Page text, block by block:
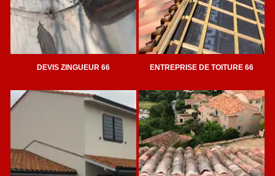
DEVIS ZINGUEUR 66 ENTREPRISE DE TOITURE 66